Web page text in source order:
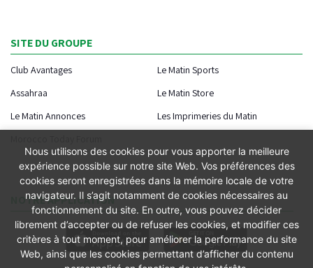
SITE DU GROUPE
Club Avantages
Le Matin Sports
Assahraa
Le Matin Store
Le Matin Annonces
Les Imprimeries du Matin
NOTRE APPLICATION
Nous utilisons des cookies pour vous apporter la meilleure
expérience possible sur notre site Web. Vos préférences des
cookies seront enregistrées dans la mémoire locale de votre
navigateur. Il s’agit notamment de cookies nécessaires au
fonctionnement du site. En outre, vous pouvez décider
librement d’accepter ou de refuser les cookies, et modifier ces
critères à tout moment, pour améliorer la performance du site
Web, ainsi que les cookies permettant d’afficher du contenu